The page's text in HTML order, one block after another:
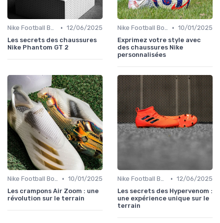
Nike Football Boots • 12/06/2025
Les secrets des chaussures
Nike Phantom GT 2
Nike Football Boots • 10/01/2025
Exprimez votre style avec
des chaussures Nike
personnalisées
Nike Football Boots • 10/01/2025
Les crampons Air Zoom : une
révolution sur le terrain
Nike Football Boots • 12/06/2025
Les secrets des Hypervenom :
une expérience unique sur le
terrain